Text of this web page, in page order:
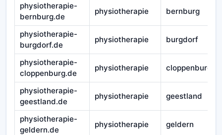
physiotherapie-
bernburg.de
physiotherapie bernburg
physiotherapie-
burgdorf.de
physiotherapie burgdorf
physiotherapie-
cloppenburg.de
physiotherapie cloppenburg
physiotherapie-
geestland.de
physiotherapie geestland
physiotherapie-
geldern.de
physiotherapie geldern